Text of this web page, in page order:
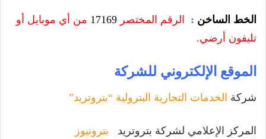
الخط الساخن : الرقم المختصر 17169 من أي موبايل أو
تليفون أرضي.
الموقع الإلكتروني للشركة
شركة الخدمات التجارية البترولية “بتروتريد”
المركز الإعلامي لشركة بتروتريد بترونيوز